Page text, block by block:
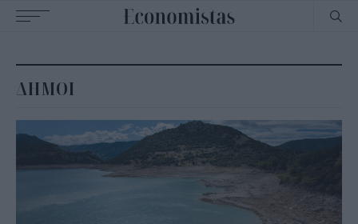
navigation
ΔΗΜΟΙ